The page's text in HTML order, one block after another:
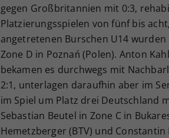
gegen Großbritannien mit 0:3,
Platzierungsspielen von fünf bis
angetretenen Burschen U14
Zone D in Poznań (Polen). Anton
bekamen es durchwegs mit
2:1, unterlagen daraufhin aber im
im Spiel um Platz drei Deutschland
Sebastian Beutel in Zone C in
Hemetzberger (BTV) und